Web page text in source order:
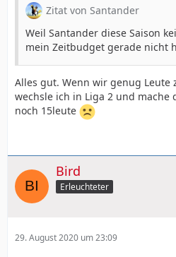
Zitat von Santander
Weil Santander diese Saison
mein Zeitbudget gerade nicht
Alles gut. Wenn wir genug Leute
wechsle ich in Liga 2 und mache
noch 15leute
Bird
Erleuchteter
29. August 2020 um 23:09